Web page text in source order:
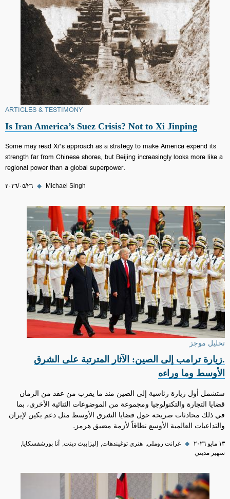
ARTICLES & TESTIMONY
Is Iran America’s Suez Crisis? Not to Xi Jinping
Some may read Xi’s approach as a strategy to make America expend its
strength far from Chinese shores, but Beijing increasingly looks more like a
regional power than a global superpower.
٢٦‏/٠٥‏/٢٠٢٦ ◆ Michael Singh
تحليل موجز
.زيارة ترامب إلى الصين: الآثار المترتبة على الشرق
الأوسط وما وراءه
ستشمل أول زيارة رئاسية إلى الصين منذ ما يقرب من عقد من الزمان
قضايا التجارة والتكنولوجيا ومجموعة من الموضوعات الثنائية الأخرى، بما
في ذلك محادثات صريحة حول قضايا الشرق الأوسط مثل دعم بكين لإيران
والتداعيات العالمية الأوسع نطاقاً لأزمة مضيق هرمز.
١٣ مايو ٢٠٢٦ ◆ غرانت روملي هنري توغيندهات إليزابيث دينت
آنا بورشفسكايا
سهير مديني